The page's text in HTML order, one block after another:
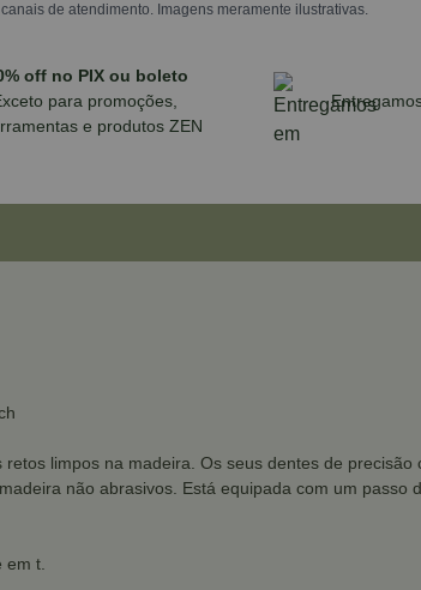
de atendimento. Imagens meramente ilustrativas.
off no PIX ou boleto
para promoções,
e produtos ZEN
limpos na madeira. Os seus dentes de
não abrasivos. Está equipada com um
t.